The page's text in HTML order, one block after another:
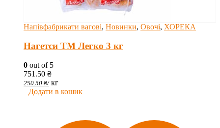
Напівфабрикати вагові, Новинки, Овочі, ХОРЕКА
Нагетси ТМ Легко 3 кг
0 out of 5
751.50 ₴
250.50 ₴/ кг
Додати в кошик